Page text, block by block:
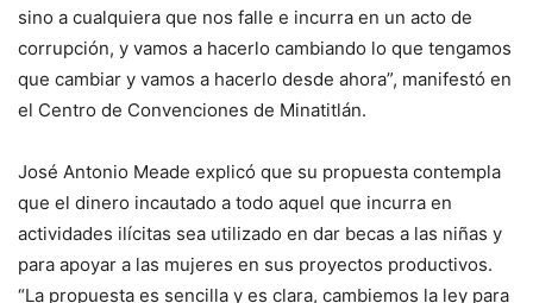
sino a cualquiera que nos falle e incurra en un acto de
corrupción, y vamos a hacerlo cambiando lo que tengamos
que cambiar y vamos a hacerlo desde ahora”, manifestó en
el Centro de Convenciones de Minatitlán.
José Antonio Meade explicó que su propuesta contempla
que el dinero incautado a todo aquel que incurra en
actividades ilícitas sea utilizado en dar becas a las niñas y
para apoyar a las mujeres en sus proyectos productivos.
“La propuesta es sencilla y es clara, cambiemos la ley para